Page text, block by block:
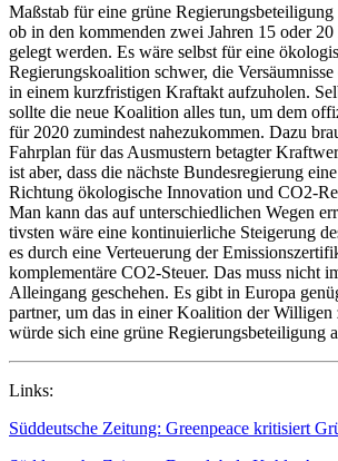
Maßstab für eine grüne Regie­rungs­be­tei­ligung
ob in den kommenden zwei Jahren 15 oder
gelegt werden. Es wäre selbst für eine
Regie­rungs­ko­alition schwer, die Versäum­nisse
in einem kurzfris­tigen Kraftakt aufzu­holen.
sollte die neue Koalition alles tun, um dem
für 2020 zumindest nahezu­kommen. Dazu
Fahrplan für das Ausmustern betagter
ist aber, dass die nächste Bundes­re­gierung eine
Richtung ökolo­gische Innovation und CO2-
Man kann das auf unter­schied­lichen Wegen
tivsten wäre eine konti­nu­ier­liche Steigerung
es durch eine Verteuerung der
komple­mentäre CO2-Steuer. Das muss nicht
Alleingang geschehen. Es gibt in Europa
partner, um das in einer Koalition der
würde sich eine grüne Regie­rungs­be­tei­ligung
Links:
Süddeutsche Zeitung: Green­peace kriti­siert